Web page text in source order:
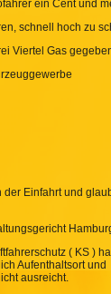
ein Cent und
schnell hoch zu
Viertel Gas
Einfahrt und
( KS )
Aufenthaltsort und
ausreicht.